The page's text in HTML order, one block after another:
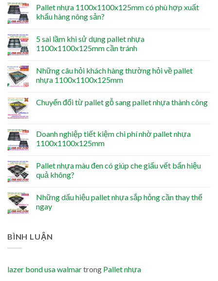
Pallet nhựa 1100x1100x125mm có phù hợp xuất
khẩu hàng nông sản?
5 sai lầm khi sử dụng pallet nhựa
1100x1100x125mm cần tránh
Những câu hỏi khách hàng thường hỏi về pallet
nhựa 1100x1100x125mm
Chuyển đổi từ pallet gỗ sang pallet nhựa thành công
Doanh nghiệp tiết kiệm chi phí nhờ pallet nhựa
1100x1100x125mm
Pallet nhựa màu đen có giúp che giấu vết bẩn hiệu
quả không?
Những dấu hiệu pallet nhựa sắp hỏng cần thay thế
ngay
BÌNH LUẬN
lazer bond usa walmartrong Pallet nhựa